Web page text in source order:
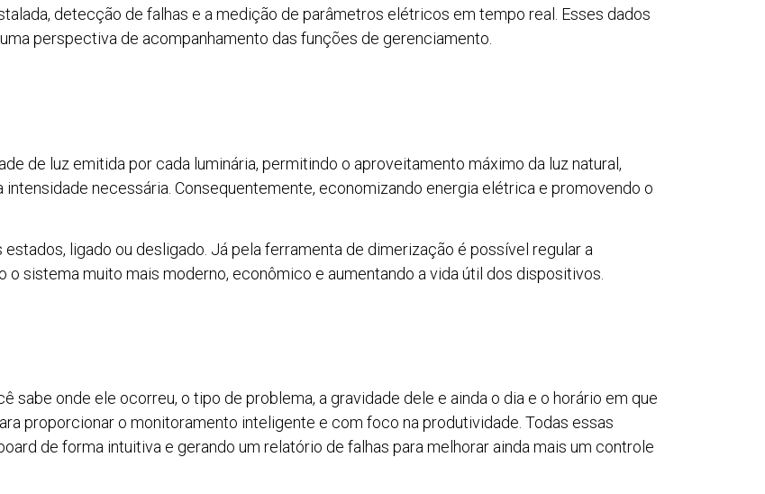
detecção de falhas e a medição de parâmetros elétricos em tempo real. Esses dados
perspectiva de acompanhamento das funções de gerenciamento.
de luz emitida por cada luminária, permitindo o aproveitamento máximo da luz natural,
necessária. Consequentemente, economizando energia elétrica e promovendo o
ligado ou desligado. Já pela ferramenta de dimerização é possível regular a
o sistema muito mais moderno, econômico e aumentando a vida útil dos dispositivos.
sabe onde ele ocorreu, o tipo de problema, a gravidade dele e ainda o dia e o horário em que
proporcionar o monitoramento inteligente e com foco na produtividade. Todas essas
de forma intuitiva e gerando um relatório de falhas para melhorar ainda mais um controle